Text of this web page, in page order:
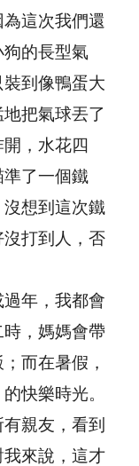
這次我們還
的長型氣
到像鴨蛋大
把氣球丟了
，水花四
了一個鐵
想到這次鐵
打到人，否
年，我都會
，媽媽會帶
而在暑假，
快樂時光。
親友，看到
來說，這才